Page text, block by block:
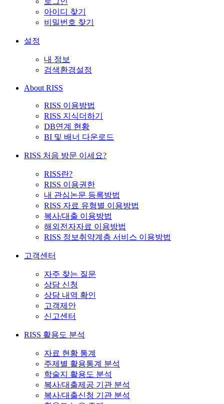
아이디 찾기
비밀번호 찾기
설정
내 정보
검색환경설정
About RISS
RISS 이용방법
RISS 지식더하기
DB연계 현황
BI 및 배너 다운로드
RISS 처음 방문 이세요?
RISS란?
RISS 이용권한
내 관심논문 등록방법
RISS 자료 유형별 이용방법
복사/대출 이용방법
해외전자자료 이용방법
RISS 정보취약계층 서비스 이용방법
고객센터
자주 찾는 질문
상담 신청
상담 내역 확인
고객제안
신고센터
RISS 활용도 분석
자료 현황 통계
주제별 활용통계 분석
학술지 활용도 분석
복사/대출제공 기관 분석
복사/대출신청 기관 분석